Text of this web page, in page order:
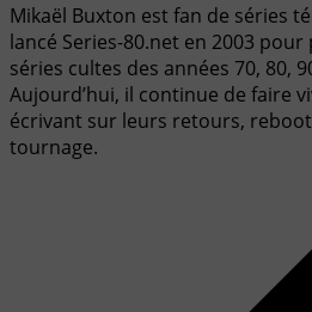
Mikaël Buxton est fan de séries
lancé Series-80.net en 2003
séries cultes des années 70, 80,
Aujourd’hui, il continue de faire
écrivant sur leurs retours,
tournage.